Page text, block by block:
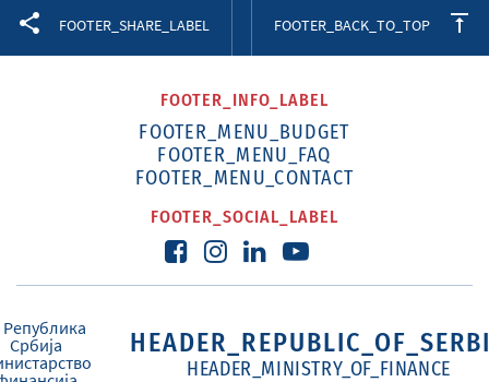
FOOTER_SHARE_LABEL FOOTER_BACK_TO_TOP
FOOTER_INFO_LABEL
FOOTER_MENU_BUDGET
FOOTER_MENU_FAQ
FOOTER_MENU_CONTACT
FOOTER_SOCIAL_LABEL
HEADER_MINISTRY_OF_FINANCE